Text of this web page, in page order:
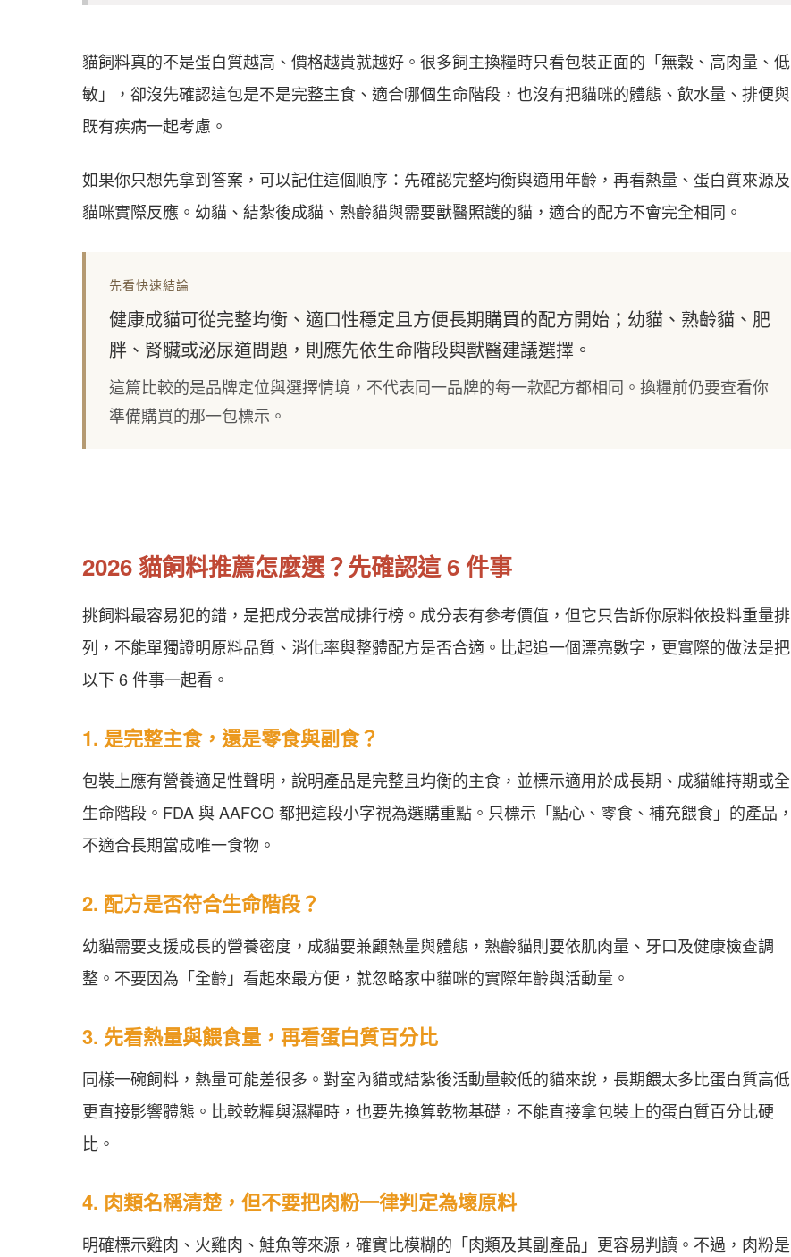
貓飼料真的不是蛋白質越高、價格越貴就越好。很多飼主換糧時只看包裝正面的「無穀、高肉量、低
敏」，卻沒先確認這包是不是完整主食、適合哪個生命階段，也沒有把貓咪的體態、飲水量、排便與
既有疾病一起考慮。
如果你只想先拿到答案，可以記住這個順序：先確認完整均衡與適用年齡，再看熱量、蛋白質來源及
貓咪實際反應。幼貓、結紮後成貓、熟齡貓與需要獸醫照護的貓，適合的配方不會完全相同。
先看快速結論
健康成貓可從完整均衡、適口性穩定且方便長期購買的配方開始；幼貓、熟齡貓、肥
胖、腎臟或泌尿道問題，則應先依生命階段與獸醫建議選擇。
這篇比較的是品牌定位與選擇情境，不代表同一品牌的每一款配方都相同。換糧前仍要查看你
準備購買的那一包標示。
2026 貓飼料推薦怎麼選？先確認這 6 件事
挑飼料最容易犯的錯，是把成分表當成排行榜。成分表有參考價值，但它只告訴你原料依投料重量排
列，不能單獨證明原料品質、消化率與整體配方是否合適。比起追一個漂亮數字，更實際的做法是把
以下 6 件事一起看。
1. 是完整主食，還是零食與副食？
包裝上應有營養適足性聲明，說明產品是完整且均衡的主食，並標示適用於成長期、成貓維持期或全
生命階段。FDA 與 AAFCO 都把這段小字視為選購重點。只標示「點心、零食、補充餵食」的產品，
不適合長期當成唯一食物。
2. 配方是否符合生命階段？
幼貓需要支援成長的營養密度，成貓要兼顧熱量與體態，熟齡貓則要依肌肉量、牙口及健康檢查調
整。不要因為「全齡」看起來最方便，就忽略家中貓咪的實際年齡與活動量。
3. 先看熱量與餵食量，再看蛋白質百分比
同樣一碗飼料，熱量可能差很多。對室內貓或結紮後活動量較低的貓來說，長期餵太多比蛋白質高低
更直接影響體態。比較乾糧與濕糧時，也要先換算乾物基礎，不能直接拿包裝上的蛋白質百分比硬
比。
4. 肉類名稱清楚，但不要把肉粉一律判定為壞原料
明確標示雞肉、火雞肉、鮭魚等來源，確實比模糊的「肉類及其副產品」更容易判讀。不過，肉粉是